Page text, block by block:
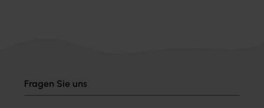
Fragen Sie uns